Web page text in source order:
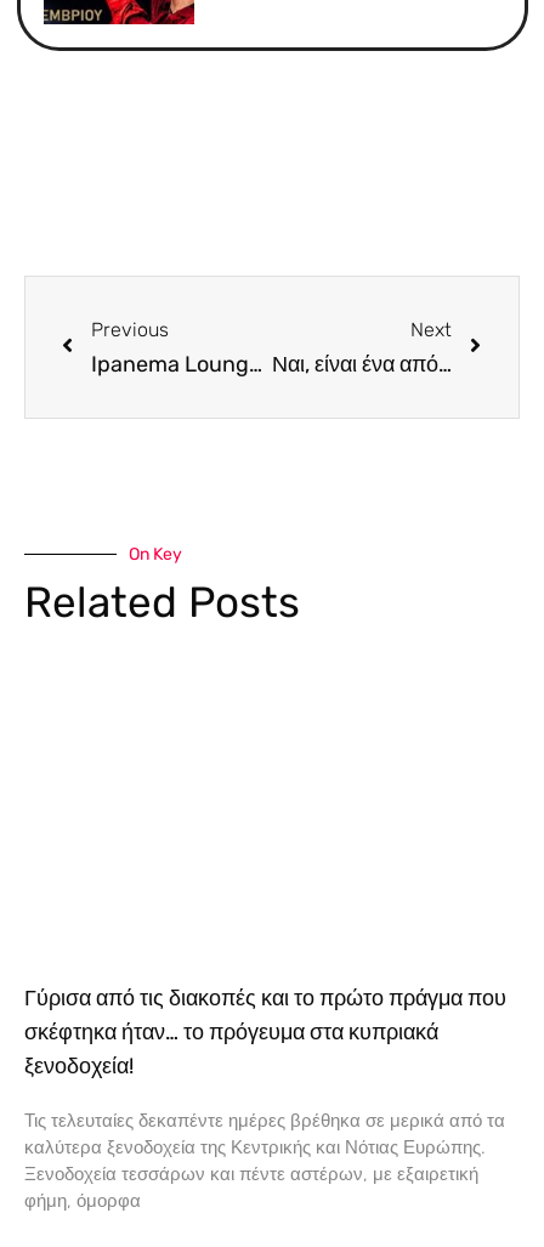
Previous
Ipanema Lounge Bar. Ένα από τα πιο ατμοσφαιρικά lounge bars του νησιού επανέρχεται δριμύτερο (Review in Greek & English)
Next
Ναι, είναι ένα από τα καλύτερα κλέφτικα που έχουμε δοκιμάσει!
On Key
Related Posts
Γύρισα από τις διακοπές και το πρώτο πράγμα που
σκέφτηκα ήταν… το πρόγευμα στα κυπριακά
ξενοδοχεία!
Τις τελευταίες δεκαπέντε ημέρες βρέθηκα σε μερικά από τα
καλύτερα ξενοδοχεία της Κεντρικής και Νότιας Ευρώπης.
Ξενοδοχεία τεσσάρων και πέντε αστέρων, με εξαιρετική
φήμη, όμορφα